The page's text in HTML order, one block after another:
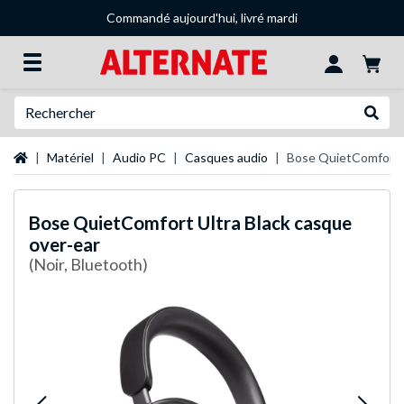
Commandé aujourd'hui, livré mardi
Page d'accueil
Matériel Audio PC Casques audio Bose QuietComfort
Bose QuietComfort Ultra Black casque
over-ear
(Noir, Bluetooth)